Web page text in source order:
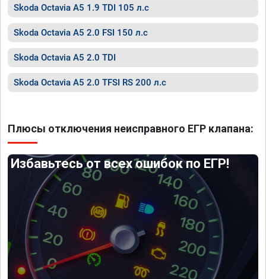
Skoda Octavia A5 1.9 TDI 105 л.с
Skoda Octavia A5 2.0 FSI 150 л.с
Skoda Octavia A5 2.0 TDI
Skoda Octavia A5 2.0 TFSI RS 200 л.с
Плюсы отключения неисправного ЕГР клапана:
Избавьтесь от всех ошибок по ЕГР!